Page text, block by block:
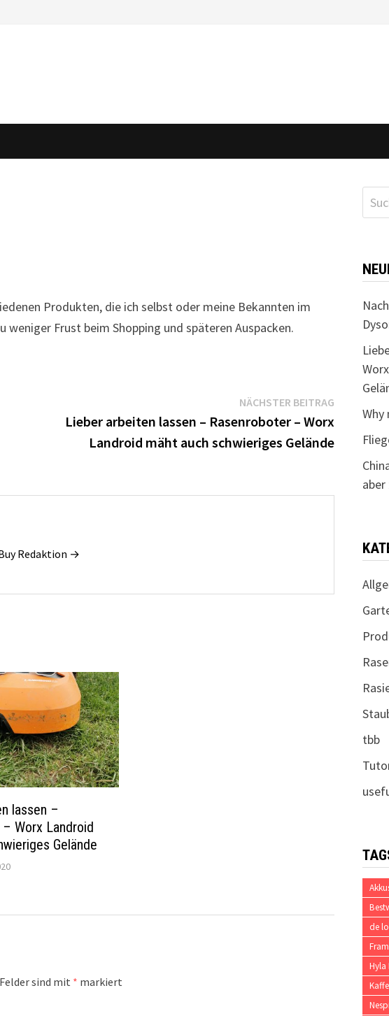
Produkten, die ich selbst oder meine Bekannten im
Frust beim Shopping und späteren Auspacken.
NÄCHSTER BEITRAGNächster
Beitrag:
Lieber arbeiten lassen – Rasenroboter – Worx
Landroid mäht auch schwieriges Gelände
Redaktion →
lassen –
Worx Landroid
Gelände
sind mit * markiert
nach:
Why
aber
tbb
de
Hyla